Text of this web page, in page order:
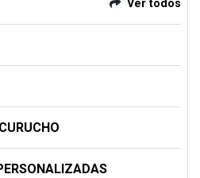
Ver todos